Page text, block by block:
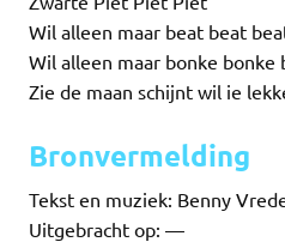
Wil alleen maar beat beat
Wil alleen maar bonke bonke
Zie de maan schijnt wil ie
Bronvermelding
Tekst en muziek: Benny
Uitgebracht op: —